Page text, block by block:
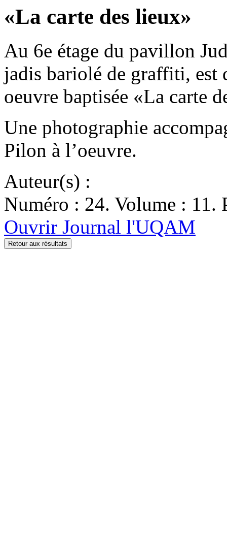
«La carte des lieux»
Au 6e étage du pavillon
jadis bariolé de graffiti, est
oeuvre baptisée «La carte
Une photographie
Pilon à l’oeuvre.
Auteur(s) :
Numéro : 24. Volume : 11.
Ouvrir Journal l'UQAM
Retour aux résultats